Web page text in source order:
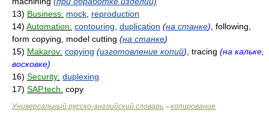
13) Business: mock reproduction
14) Automation: contouring duplication (на станке) , following,
form copying, model cutting (на станке)
15) Makarov: copying (изготовление копий) , tracing (на кальке,
восковке)
16) Security: duplexing
17) SAP.tech. copy
Универсальный русско-английский словарь > копирование